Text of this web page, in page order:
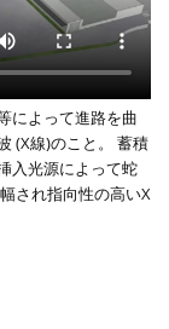
によって進路を曲
(X線)のこと。 蓄積
入光源によって蛇
され指向性の高いX